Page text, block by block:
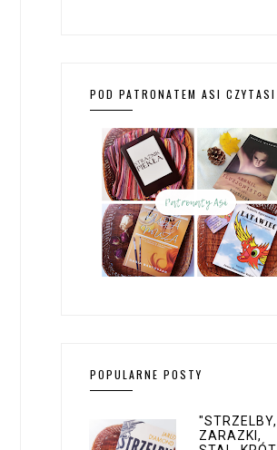
POD PATRONATEM ASI CZYTASI
POPULARNE POSTY
"STRZELBY,
ZARAZKI,